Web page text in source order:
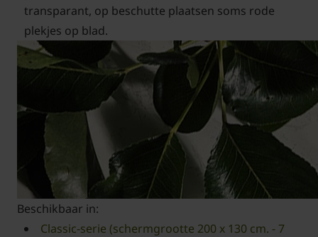
transparant, op beschutte plaatsen soms rode
plekjes op blad.
Beschikbaar in:
Classic-serie (schermgrootte 200 x 130 cm. - 7